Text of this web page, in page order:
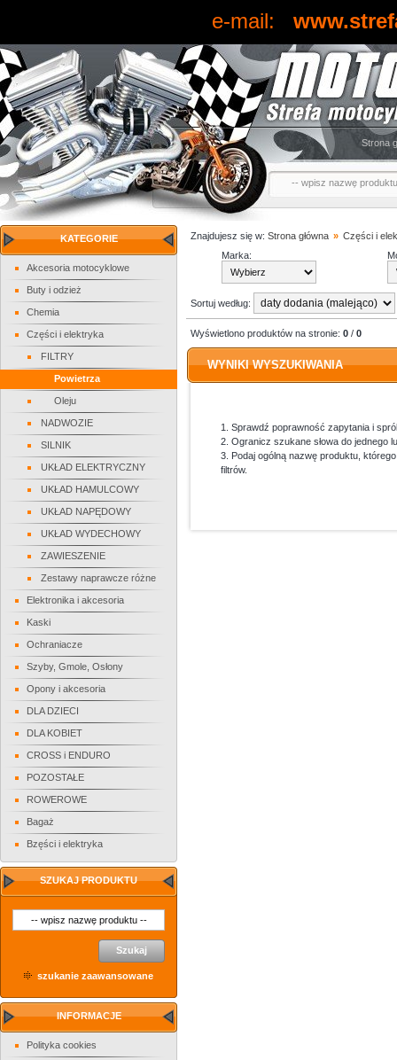
e-mail:
Strona
KATEGORIE
Akcesoria motocyklowe
Buty i odzież
Chemia
Części i elektryka
FILTRY
Powietrza
Oleju
NADWOZIE
SILNIK
UKŁAD ELEKTRYCZNY
UKŁAD HAMULCOWY
UKŁAD NAPĘDOWY
UKŁAD WYDECHOWY
ZAWIESZENIE
Zestawy naprawcze różne
Elektronika i akcesoria
Kaski
Ochraniacze
Szyby, Gmole, Osłony
Opony i akcesoria
DLA DZIECI
DLA KOBIET
CROSS i ENDURO
POZOSTAŁE
ROWEROWE
Bagaż
Bzęści i elektryka
SZUKAJ PRODUKTU
Szukaj
szukanie zaawansowane
INFORMACJE
Polityka cookies
Znajdujesz się w: Strona główna » Części i
Marka:
Sortuj według:
Wyświetlono produktów na stronie: 0 / 0
WYNIKI WYSZUKIWANIA
1. Sprawdź poprawność zapytania i
2. Ogranicz szukane słowa do jednego
3. Podaj ogólną nazwę produktu,
filtrów.